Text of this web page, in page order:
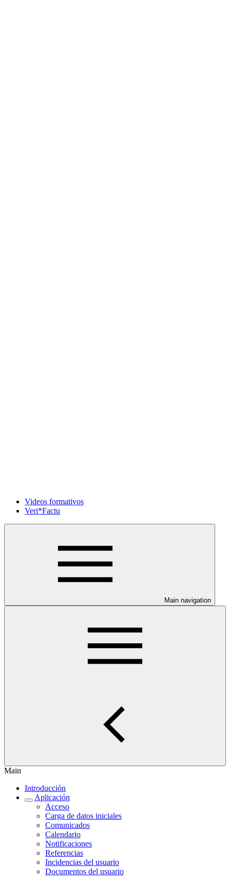
Videos formativos
Veri*Factu
Main navigation
Main
Introducción
Aplicación
Acceso
Carga de datos iniciales
Comunicados
Calendario
Notificaciones
Referencias
Incidencias del usuario
Documentos del usuario